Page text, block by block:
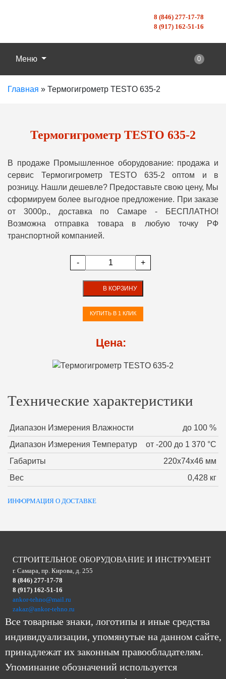
8 (846) 277-17-78
8 (917) 162-51-16
Меню 0
Главная » Термогигрометр TESTO 635-2
Термогигрометр TESTO 635-2
В продаже Промышленное оборудование: продажа и
сервис Термогигрометр TESTO 635-2 оптом и в
розницу. Нашли дешевле? Предоставьте свою цену, Мы
сформируем более выгодное предложение. При заказе
от 3000р., доставка по Самаре - БЕСПЛАТНО!
Возможна отправка товара в любую точку РФ
транспортной компанией.
- +
В КОРЗИНУ
КУПИТЬ В 1 КЛИК
Цена:
Технические характеристики
Диапазон Измерения Влажности
до 100 %
Диапазон Измерения Температур
от -200 до 1 370 °С
Габариты
220х74х46 мм
Вес
0,428 кг
ИНФОРМАЦИЯ О ДОСТАВКЕ
СТРОИТЕЛЬНОЕ ОБОРУДОВАНИЕ И ИНСТРУМЕНТ
г. Самара, пр. Кирова, д. 255
8 (846) 277-17-78
8 (917) 162-51-16
ankor-tehno@mail.ru
zakaz@ankor-tehno.ru
Все товарные знаки, логотипы и иные средства
индивидуализации, упомянутые на данном сайте,
принадлежат их законным правообладателям.
Упоминание обозначений используется